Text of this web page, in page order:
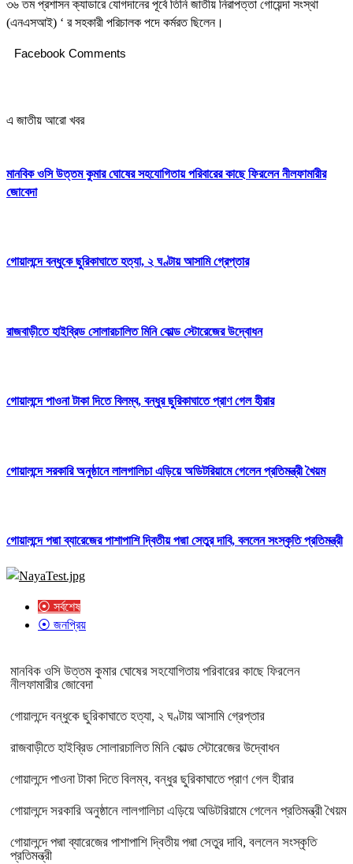
৩৬ তম প্রশাসন ক্যাডারে যােগদানের পূর্বে তিনি জাতীয় নিরাপত্তা গােয়েন্দা সংস্থা
(এনএসআই) ‘ র সহকারী পরিচালক পদে কর্মরত ছিলেন।
Facebook Comments
এ জাতীয় আরো খবর
মানবিক ওসি উত্তম কুমার ঘোষের সহযোগিতায় পরিবারের কাছে ফিরলেন নীলফামারীর
জোবেদা
গোয়ালন্দে বন্ধুকে ছুরিকাঘাতে হত্যা, ২ ঘণ্টায় আসামি গ্রেপ্তার
রাজবাড়ীতে হাইব্রিড সোলারচালিত মিনি কোল্ড স্টোরেজের উদ্বোধন
গোয়ালন্দে পাওনা টাকা দিতে বিলম্ব, বন্ধুর ছুরিকাঘাতে প্রাণ গেল হীরার
গোয়ালন্দে সরকারি অনুষ্ঠানে লালগালিচা এড়িয়ে অডিটরিয়ামে গেলেন প্রতিমন্ত্রী খৈয়ম
গোয়ালন্দে পদ্মা ব্যারেজের পাশাপাশি দ্বিতীয় পদ্মা সেতুর দাবি, বললেন সংস্কৃতি প্রতিমন্ত্রী
⦿ সর্বশেষ
⦿ জনপ্রিয়
মানবিক ওসি উত্তম কুমার ঘোষের সহযোগিতায় পরিবারের কাছে ফিরলেন
নীলফামারীর জোবেদা
গোয়ালন্দে বন্ধুকে ছুরিকাঘাতে হত্যা, ২ ঘণ্টায় আসামি গ্রেপ্তার
রাজবাড়ীতে হাইব্রিড সোলারচালিত মিনি কোল্ড স্টোরেজের উদ্বোধন
গোয়ালন্দে পাওনা টাকা দিতে বিলম্ব, বন্ধুর ছুরিকাঘাতে প্রাণ গেল হীরার
গোয়ালন্দে সরকারি অনুষ্ঠানে লালগালিচা এড়িয়ে অডিটরিয়ামে গেলেন প্রতিমন্ত্রী খৈয়ম
গোয়ালন্দে পদ্মা ব্যারেজের পাশাপাশি দ্বিতীয় পদ্মা সেতুর দাবি, বললেন সংস্কৃতি
প্রতিমন্ত্রী